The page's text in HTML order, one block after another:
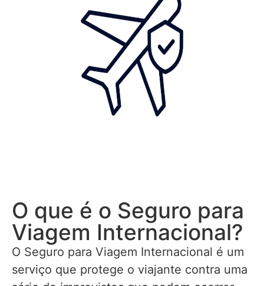
O que é o Seguro para
Viagem Internacional?
O Seguro para Viagem Internacional é um
serviço que protege o viajante contra uma